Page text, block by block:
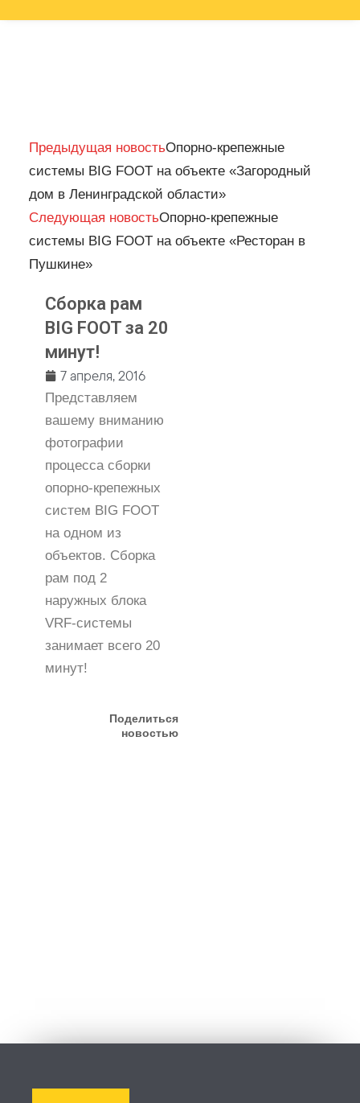
Prev
Предыдущая новостьОпорно-крепежные
системы BIG FOOT на объекте «Загородный
дом в Ленинградской области»
Следующая новостьОпорно-крепежные
системы BIG FOOT на объекте «Ресторан в
Пушкине»
Next
Сборка рам
BIG FOOT за 20
минут!
7 апреля, 2016
Представляем
вашему вниманию
фотографии
процесса сборки
опорно-крепежных
систем BIG FOOT
на одном из
объектов. Сборка
рам под 2
наружных блока
VRF-системы
занимает всего 20
минут!
Поделиться
новостью